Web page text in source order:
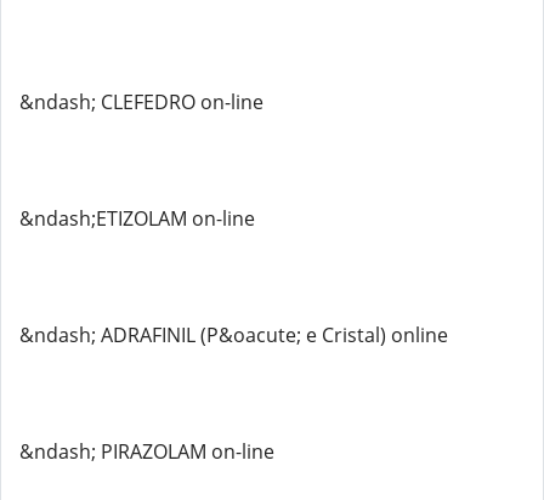
&ndash; CLEFEDRO on-line
&ndash;ETIZOLAM on-line
&ndash; ADRAFINIL (P&oacute; e Cristal) online
&ndash; PIRAZOLAM on-line